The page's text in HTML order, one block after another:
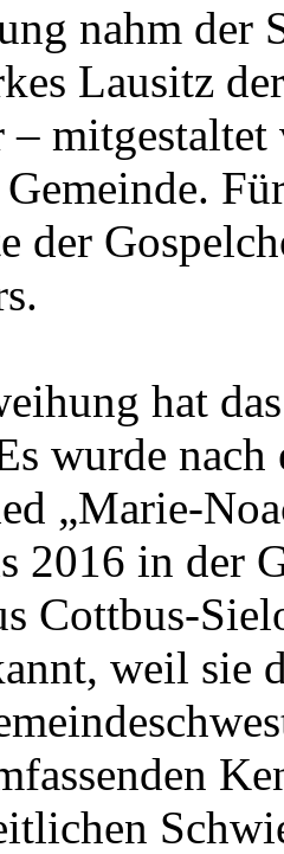
nahm der
Lausitz
–
der
hat
wurde
„Marie-
2016 in der
Cottbus-
weil sie